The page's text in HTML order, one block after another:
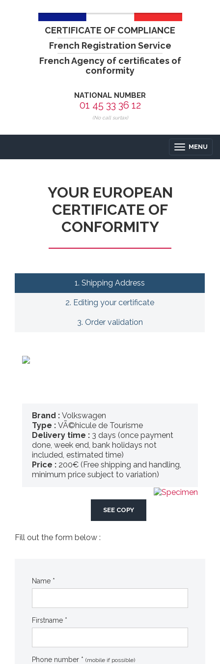
CERTIFICATE OF COMPLIANCE
French Registration Service
French Agency of certificates of
conformity
NATIONAL NUMBER
01 45 33 36 12
(No call surtax)
MENU
YOUR EUROPEAN
CERTIFICATE OF
CONFORMITY
1. Shipping Address
2. Editing your certificate
3. Order validation
Brand : Volkswagen
Type : VÃ©hicule de Tourisme
Delivery time : 3 days (once payment
done, week end, bank holidays not
included, estimated time)
Price : 200€ (Free shipping and handling,
minimum price subject to variation)
SEE COPY
Fill out the form below :
Name *
Firstname *
Phone number * (mobile if possible)